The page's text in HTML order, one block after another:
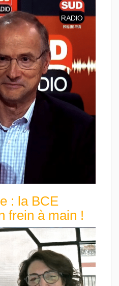
: la BCE
frein à main !